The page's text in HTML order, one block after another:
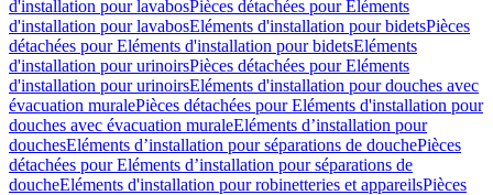
d'installation pour lavabosPièces détachées pour Eléments
d'installation pour lavabosEléments d'installation pour bidetsPièces
détachées pour Eléments d'installation pour bidetsEléments
d'installation pour urinoirsPièces détachées pour Eléments
d'installation pour urinoirsEléments d'installation pour douches avec
évacuation muralePièces détachées pour Eléments d'installation pour
douches avec évacuation muraleEléments d’installation pour
douchesEléments d’installation pour séparations de douchePièces
détachées pour Eléments d’installation pour séparations de
doucheEléments d'installation pour robinetteries et appareilsPièces